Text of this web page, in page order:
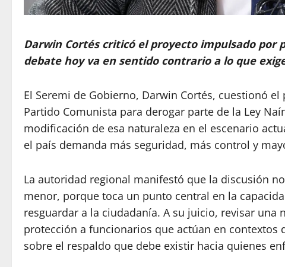
Darwin Cortés criticó el proyecto impulsado por
debate hoy va en sentido contrario a lo que
El Seremi de Gobierno, Darwin Cortés, cuestionó
Partido Comunista para derogar parte de la Ley
modificación de esa naturaleza en el escenario
el país demanda más seguridad, más control y
La autoridad regional manifestó que la discusión
menor, porque toca un punto central en la
resguardar a la ciudadanía. A su juicio, revisar
protección a funcionarios que actúan en
sobre el respaldo que debe existir hacia quienes